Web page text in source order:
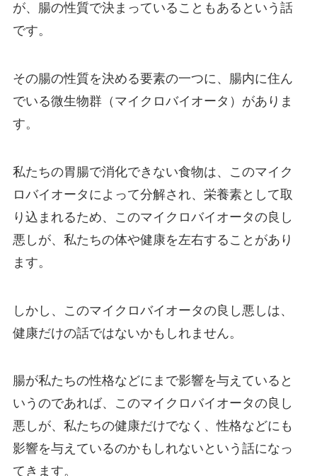
が、腸の性質で決まっていることもあるという話
です。
その腸の性質を決める要素の一つに、腸内に住ん
でいる微生物群（マイクロバイオータ）がありま
す。
私たちの胃腸で消化できない食物は、このマイク
ロバイオータによって分解され、栄養素として取
り込まれるため、このマイクロバイオータの良し
悪しが、私たちの体や健康を左右することがあり
ます。
しかし、このマイクロバイオータの良し悪しは、
健康だけの話ではないかもしれません。
腸が私たちの性格などにまで影響を与えていると
いうのであれば、このマイクロバイオータの良し
悪しが、私たちの健康だけでなく、性格などにも
影響を与えているのかもしれないという話になっ
てきます。